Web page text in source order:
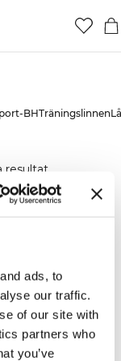
ads, to
our traffic.
of our site with
partners who
you’ve
BHTräningslinnen
resultat
och
mål,
tights
håller
kallare
har vi